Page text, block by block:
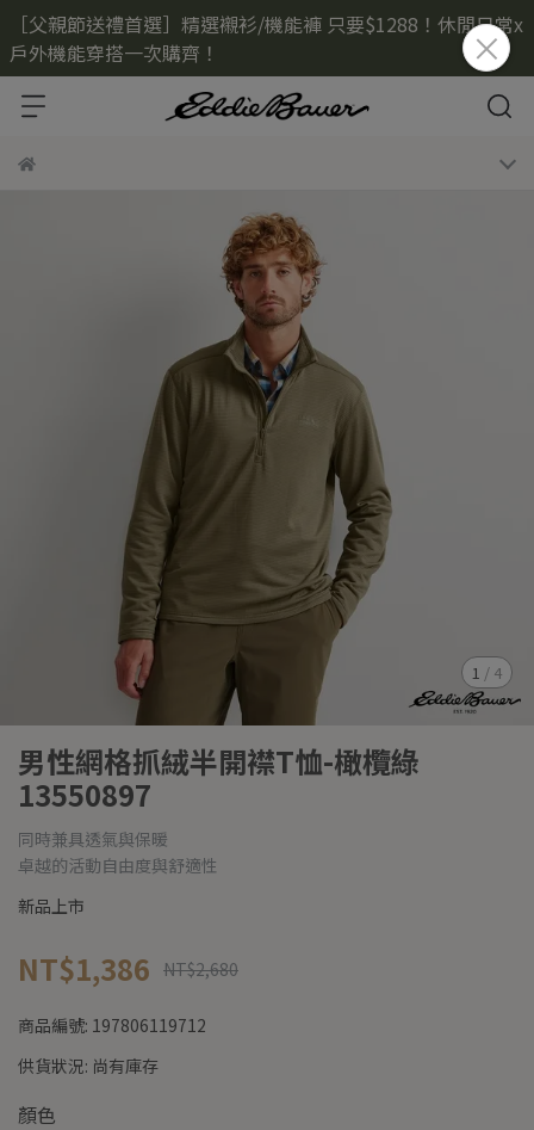
［父親節送禮首選］精選襯衫/機能褲 只要$1288！休閒日常x
戶外機能穿搭一次購齊！
1 / 4
男性網格抓絨半開襟T恤-橄欖綠
13550897
同時兼具透氣與保暖
卓越的活動自由度與舒適性
新品上市
NT$1,386 NT$2,680
商品編號: 197806119712
供貨狀況: 尚有庫存
顏色